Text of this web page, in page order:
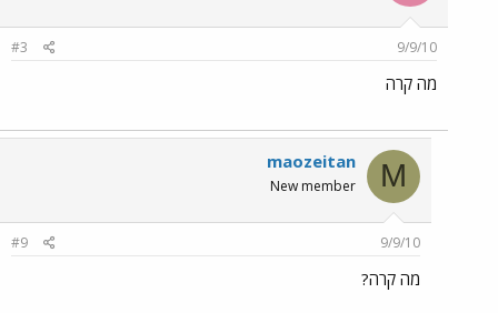
9/9/10
#3
מה קרה
M
maozeitan
New member
9/9/10
#9
מה קרה?